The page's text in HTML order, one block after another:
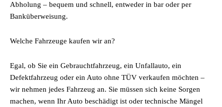
Abholung – bequem und schnell, entweder in bar oder per
Banküberweisung.
Welche Fahrzeuge kaufen wir an?
Egal, ob Sie ein Gebrauchtfahrzeug, ein Unfallauto, ein
Defektfahrzeug oder ein Auto ohne TÜV verkaufen möchten –
wir nehmen jedes Fahrzeug an. Sie müssen sich keine Sorgen
machen, wenn Ihr Auto beschädigt ist oder technische Mängel